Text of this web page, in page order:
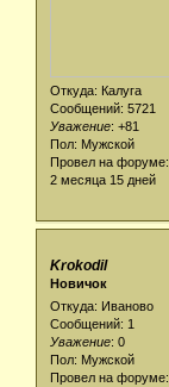
Откуда: Калуга
Сообщений: 5721
Уважение: +81
Пол: Мужской
Провел на форуме:
2 месяца 15 дней
Krokodil
Новичок
Откуда: Иваново
Сообщений: 1
Уважение: 0
Пол: Мужской
Провел на форуме: